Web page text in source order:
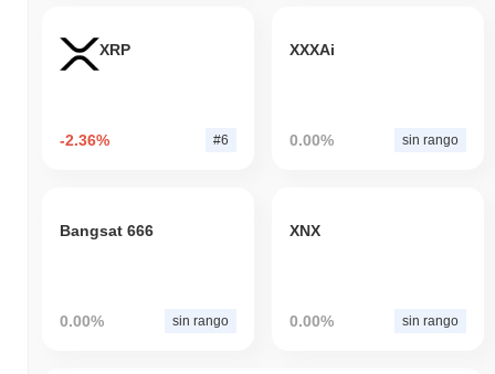
XRP
-2.36% #6
XXXAi
0.00% sin rango
Bangsat 666
0.00% sin rango
XNX
0.00% sin rango